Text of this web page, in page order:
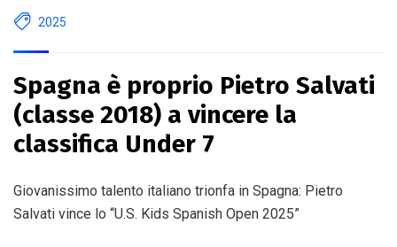
2025
Spagna è proprio Pietro Salvati
(classe 2018) a vincere la
classifica Under 7
Giovanissimo talento italiano trionfa in Spagna: Pietro
Salvati vince lo “U.S. Kids Spanish Open 2025”